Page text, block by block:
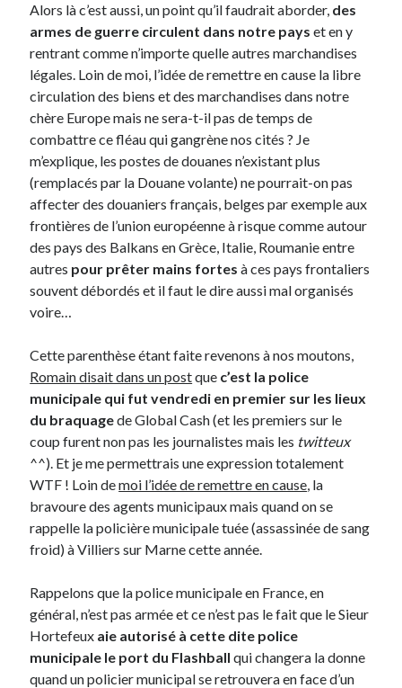
Coup de coeur
Daddy
Engagé
Geek
Green
Humeur
Lectures
Lyon
Lyon à Livre Ouvert
Mini-monsieur
Non classé
Parole de Follower
Patchwork
Photos
Post inutile
Sons
Sorties cuculturelles
Tavukoi
Vidéos
Alors là c’est aussi, un point qu’il faudrait aborder, des
armes de guerre circulent dans notre payset en y
rentrant comme n’importe quelle autres marchandises
légales. Loin de moi, l’idée de remettre en cause la libre
circulation des biens et des marchandises dans notre
chère Europe mais ne sera-t-il pas de temps de
combattre ce fléau qui gangrène nos cités ? Je
m’explique, les postes de douanes n’existant plus
(remplacés par la Douane volante) ne pourrait-on pas
affecter des douaniers français, belges par exemple aux
frontières de l’union européenne à risque comme autour
des pays des Balkans en Grèce, Italie, Roumanie entre
autres pour prêter mains fortes à ces pays frontaliers
souvent débordés et il faut le dire aussi mal organisés
voire…
Cette parenthèse étant faite revenons à nos moutons,
Romain disait dans un postque c’est la police
municipale qui fut vendredi en premier sur les lieux
du braquagede Global Cash (et les premiers sur le
coup furent non pas les journalistes mais les twitteux
^^). Et je me permettrais une expression totalement
WTF ! Loin demoi l’idée de remettre en cause, la
bravoure des agents municipaux mais quand on se
rappelle la policière municipale tuée (assassinée de sang
froid) à Villiers sur Marne cette année.
Rappelons que la police municipale en France, en
général, n’est pas armée et ce n’est pas le fait que le Sieur
Hortefeux aie autorisé à cette dite police
municipale le port du Flashball qui changera la donne
quand un policier municipal se retrouvera en face d’un